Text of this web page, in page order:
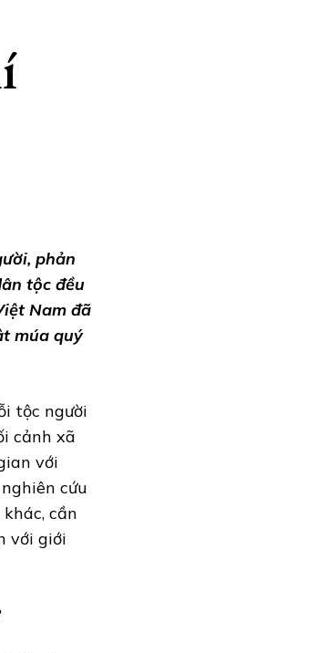
phản
tộc đều
Nam đã
múa quý
tộc người
cảnh xã
với
cứu
cần
với giới